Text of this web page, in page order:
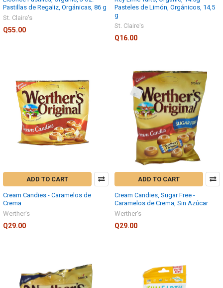
Pastillas de Regaliz, Orgánicas, 86 g
St. Claire's
Q55.00
Pasteles de Limón, Orgánicos, 14,5
g
St. Claire's
Q16.00
ADD TO CART
Cream Candies - Caramelos de
Crema
Werther's
Q29.00
ADD TO CART
Cream Candies, Sugar Free -
Caramelos de Crema, Sin Azúcar
Werther's
Q29.00